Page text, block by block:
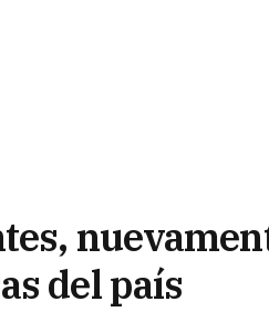
del país